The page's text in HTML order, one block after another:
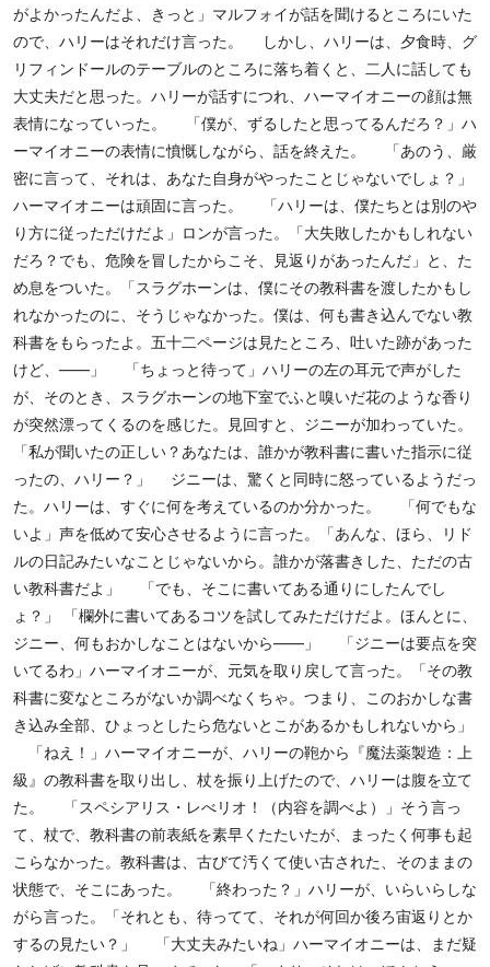
がよかったんだよ、きっと」マルフォイが話を聞けるところにいた
ので、ハリーはそれだけ言った。 しかし、ハリーは、夕食時、グ
リフィンドールのテーブルのところに落ち着くと、二人に話しても
大丈夫だと思った。ハリーが話すにつれ、ハーマイオニーの顔は無
表情になっていった。 「僕が、ずるしたと思ってるんだろ？」ハ
ーマイオニーの表情に憤慨しながら、話を終えた。 「あのう、厳
密に言って、それは、あなた自身がやったことじゃないでしょ？」
ハーマイオニーは頑固に言った。 「ハリーは、僕たちとは別のや
り方に従っただけだよ」ロンが言った。「大失敗したかもしれない
だろ？でも、危険を冒したからこそ、見返りがあったんだ」と、た
め息をついた。「スラグホーンは、僕にその教科書を渡したかもし
れなかったのに、そうじゃなかった。僕は、何も書き込んでない教
科書をもらったよ。五十二ページは見たところ、吐いた跡があった
けど、――」 「ちょっと待って」ハリーの左の耳元で声がした
が、そのとき、スラグホーンの地下室でふと嗅いだ花のような香り
が突然漂ってくるのを感じた。見回すと、ジニーが加わっていた。
「私が聞いたの正しい？あなたは、誰かが教科書に書いた指示に従
ったの、ハリー？」 ジニーは、驚くと同時に怒っているようだっ
た。ハリーは、すぐに何を考えているのか分かった。 「何でもな
いよ」声を低めて安心させるように言った。「あんな、ほら、リド
ルの日記みたいなことじゃないから。誰かが落書きした、ただの古
い教科書だよ」 「でも、そこに書いてある通りにしたんでし
ょ？」 「欄外に書いてあるコツを試してみただけだよ。ほんとに、
ジニー、何もおかしなことはないから――」 「ジニーは要点を突
いてるわ」ハーマイオニーが、元気を取り戻して言った。「その教
科書に変なところがないか調べなくちゃ。つまり、このおかしな書
き込み全部、ひょっとしたら危ないとこがあるかもしれないから」
「ねえ！」ハーマイオニーが、ハリーの鞄から『魔法薬製造：上
級』の教科書を取り出し、杖を振り上げたので、ハリーは腹を立て
た。 「スペシアリス・レべリオ！（内容を調べよ）」そう言っ
て、杖で、教科書の前表紙を素早くたたいたが、まったく何事も起
こらなかった。教科書は、古びて汚くて使い古された、そのままの
状態で、そこにあった。 「終わった？」ハリーが、いらいらしな
がら言った。「それとも、待ってて、それが何回か後ろ宙返りとか
するの見たい？」 「大丈夫みたいね」ハーマイオニーは、まだ疑